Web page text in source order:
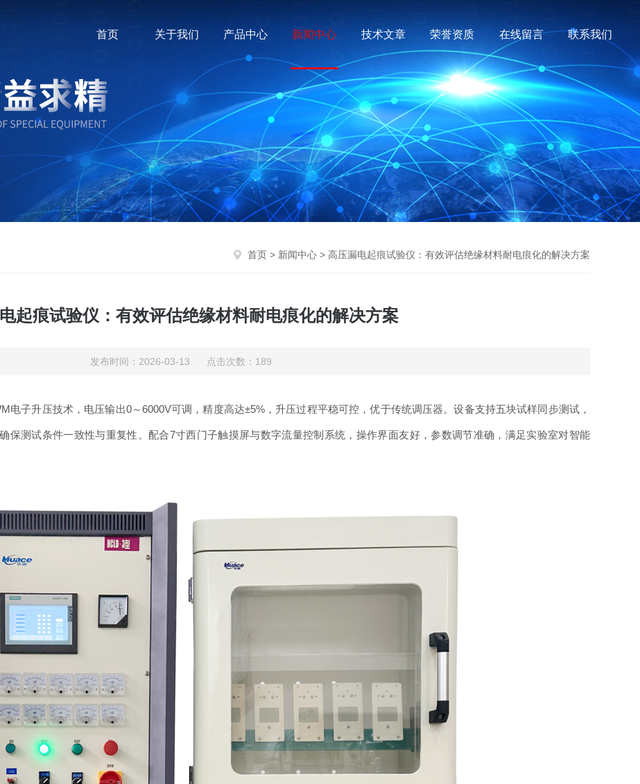
首页 关于我们 产品中心 新闻中心 技术文章 荣誉资质 在线留言 联系我们
首页 > 新闻中心 > 高压漏电起痕试验仪：有效评估绝缘材料耐电痕化的解决方案
起痕试验仪：有效评估绝缘材料耐电痕化的解决方案
发布时间：2026-03-13 点击次数：189
电子升压技术，电压输出0～6000V可调，精度高达±5%，升压过程平稳可控，优于传统调压器。设备支持五块试样同步测试，
保测试条件一致性与重复性。配合7寸西门子触摸屏与数字流量控制系统，操作界面友好，参数调节准确，满足实验室对智能